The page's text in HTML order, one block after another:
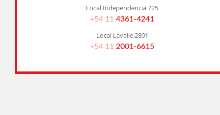
Local Independencia 725
+54 11 4361-4241
Local Lavalle 2801
+54 11 2001-6615